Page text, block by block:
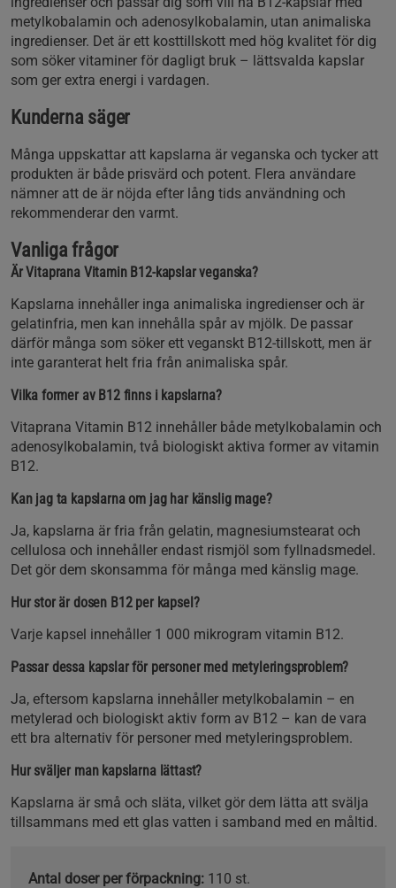
metylkobalamin och adenosylkobalamin, utan animaliska
ingredienser. Det är ett kosttillskott med hög kvalitet för dig
som söker vitaminer för dagligt bruk – lättsvalda kapslar
som ger extra energi i vardagen.
Kunderna säger
Många uppskattar att kapslarna är veganska och tycker att
produkten är både prisvärd och potent. Flera användare
nämner att de är nöjda efter lång tids användning och
rekommenderar den varmt.
Vanliga frågor
Är Vitaprana Vitamin B12-kapslar veganska?
Kapslarna innehåller inga animaliska ingredienser och är
gelatinfria, men kan innehålla spår av mjölk. De passar
därför många som söker ett veganskt B12-tillskott, men är
inte garanterat helt fria från animaliska spår.
Vilka former av B12 finns i kapslarna?
Vitaprana Vitamin B12 innehåller både metylkobalamin och
adenosylkobalamin, två biologiskt aktiva former av vitamin
B12.
Kan jag ta kapslarna om jag har känslig mage?
Ja, kapslarna är fria från gelatin, magnesiumstearat och
cellulosa och innehåller endast rismjöl som fyllnadsmedel.
Det gör dem skonsamma för många med känslig mage.
Hur stor är dosen B12 per kapsel?
Varje kapsel innehåller 1 000 mikrogram vitamin B12.
Passar dessa kapslar för personer med metyleringsproblem?
Ja, eftersom kapslarna innehåller metylkobalamin – en
metylerad och biologiskt aktiv form av B12 – kan de vara
ett bra alternativ för personer med metyleringsproblem.
Hur sväljer man kapslarna lättast?
Kapslarna är små och släta, vilket gör dem lätta att svälja
tillsammans med ett glas vatten i samband med en måltid.
Antal doser per förpackning: 110 st.